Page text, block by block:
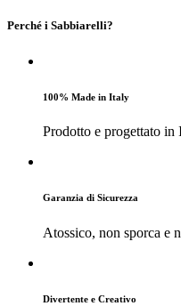
Perché i Sabbiarelli?
100% Made in Italy
Prodotto e progettato in
Garanzia di Sicurezza
Atossico, non sporca e
Divertente e Creativo